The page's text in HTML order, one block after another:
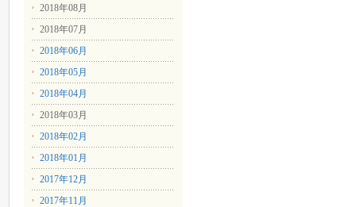
2018年08月
2018年07月
2018年06月
2018年05月
2018年04月
2018年03月
2018年02月
2018年01月
2017年12月
2017年11月